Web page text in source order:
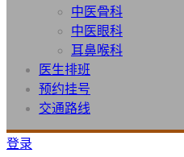
中医骨科
中医眼科
耳鼻喉科
医生排班
预约挂号
交通路线
登录